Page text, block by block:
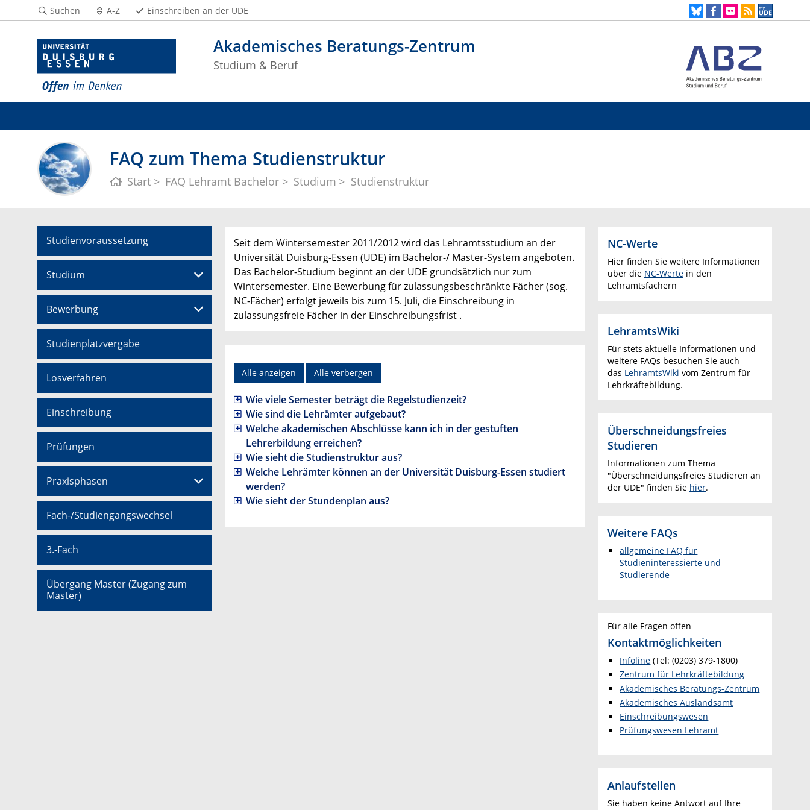
Akademisches Beratungs-Zentrum
Studium & Beruf
Suchen A-Z Einschreiben an der UDE
FAQ zum Thema Studienstruktur
Start FAQ Lehramt Bachelor Studium Studienstruktur
Studienvoraussetzung
Studium
Bewerbung
Studienplatzvergabe
Losverfahren
Einschreibung
Prüfungen
Praxisphasen
Fach-/Studiengangswechsel
3.-Fach
Übergang Master (Zugang zum
Master)
Seit dem Wintersemester 2011/2012 wird das Lehramtsstudium an der
Universität Duisburg-Essen (UDE) im Bachelor-/ Master-System angeboten.
Das Bachelor-Studium beginnt an der UDE grundsätzlich nur zum
Wintersemester. Eine Bewerbung für zulassungsbeschränkte Fächer (sog.
NC-Fächer) erfolgt jeweils bis zum 15. Juli, die Einschreibung in
zulassungsfreie Fächer in der Einschreibungsfrist .
Alle anzeigen Alle verbergen
Wie viele Semester beträgt die Regelstudienzeit?
Wie sind die Lehrämter aufgebaut?
Welche akademischen Abschlüsse kann ich in der gestuften
Lehrerbildung erreichen?
Wie sieht die Studienstruktur aus?
Welche Lehrämter können an der Universität Duisburg-Essen studiert
werden?
Wie sieht der Stundenplan aus?
NC-Werte
Hier finden Sie weitere Informationen
über die NC-Werte in den
Lehramtsfächern
LehramtsWiki
Für stets aktuelle Informationen und
weitere FAQs besuchen Sie auch
das LehramtsWiki vom Zentrum für
Lehrkräftebildung.
Überschneidungsfreies
Studieren
Informationen zum Thema
"Überschneidungsfreies Studieren an
der UDE" finden Sie hier.
Weitere FAQs
allgemeine FAQ für
Studieninteressierte und
Studierende
Für alle Fragen offen
Kontaktmöglichkeiten
Infoline (Tel: (0203) 379-1800)
Zentrum für Lehrkräftebildung
Akademisches Beratungs-Zentrum
Akademisches Auslandsamt
Einschreibungswesen
Prüfungswesen Lehramt
Anlaufstellen
Sie haben keine Antwort auf Ihre